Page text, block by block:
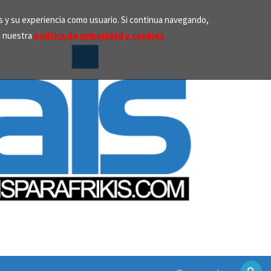
su experiencia como usuario. Si continua navegando,
nuestra política de privacidad y cookies